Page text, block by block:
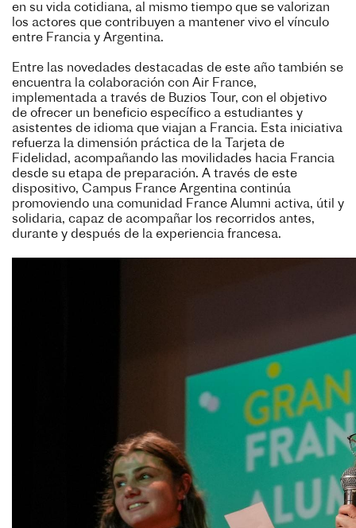
en su vida cotidiana, al mismo tiempo que se valorizan
los actores que contribuyen a mantener vivo el vínculo
entre Francia y Argentina.
Entre las novedades destacadas de este año también se
encuentra la colaboración con Air France,
implementada a través de Buzios Tour, con el objetivo
de ofrecer un beneficio específico a estudiantes y
asistentes de idioma que viajan a Francia. Esta iniciativa
refuerza la dimensión práctica de la Tarjeta de
Fidelidad, acompañando las movilidades hacia Francia
desde su etapa de preparación. A través de este
dispositivo, Campus France Argentina continúa
promoviendo una comunidad France Alumni activa, útil y
solidaria, capaz de acompañar los recorridos antes,
durante y después de la experiencia francesa.